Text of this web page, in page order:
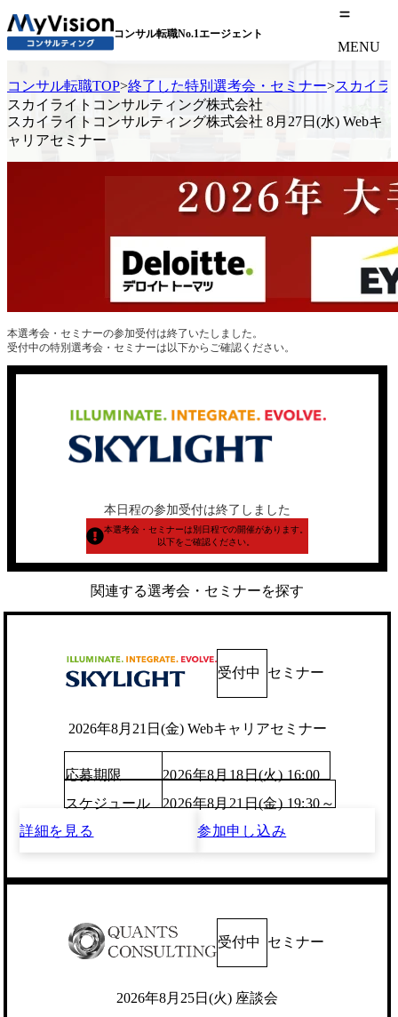
コンサル転職No.1エージェント
MENU
コンサル転職TOP>終了した特別選考会・セミナー>スカイラ
スカイライトコンサルティング株式会社
スカイライトコンサルティング株式会社 8月27日(水) Webキ
ャリアセミナー
本選考会・セミナーの参加受付は終了いたしました。
受付中の特別選考会・セミナーは以下からご確認ください。
本日程の参加受付は終了しました
本選考会・セミナーは別日程での開催があります。
以下をご確認ください。
関連する選考会・セミナーを探す
受付中 セミナー
2026年8月21日(金) Webキャリアセミナー
応募期限
2026年8月18日(火) 16:00
スケジュール
2026年8月21日(金) 19:30～
詳細を見る
参加申し込み
受付中 セミナー
2026年8月25日(火) 座談会